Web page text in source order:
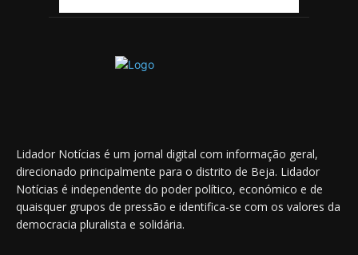
Lidador Notícias é um jornal digital com informação geral,
direcionado principalmente para o distrito de Beja. Lidador
Notícias é independente do poder político, económico e de
quaisquer grupos de pressão e identifica-se com os valores da
democracia pluralista e solidária.